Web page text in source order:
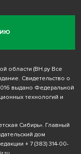
области (ВН.ру Все
Свидетельство о
выдано Федеральной
технологий и
Сибирь». Главный
дом
+ 7 (383) 314-00-